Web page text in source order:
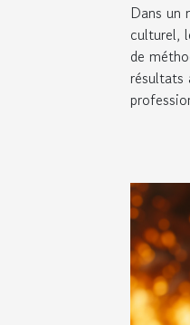
Dans un
culturel,
de
résultats